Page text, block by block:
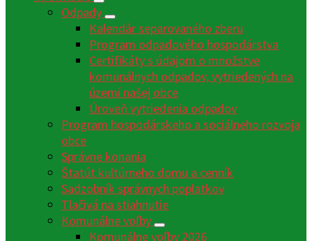
Odpady
Kalendár separovaného zberu
Program odpadového hospodárstva
Certifikáty s údajom o množstve
komunálnych odpadov, vytriedených na
území našej obce
Úroveň vytriedenia odpadov
Program hospodárskeho a sociálneho rozvoja
obce
Správne konania
Štatút kultúrneho domu a cenník
Sadzobník správnych poplatkov
Tlačivá na stiahnutie
Komunálne voľby
Komunálne voľby 2026